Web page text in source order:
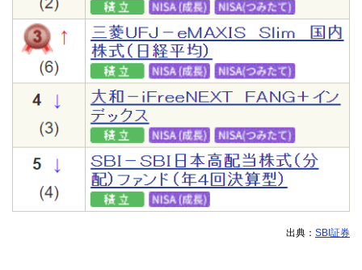
出典： SBI証券